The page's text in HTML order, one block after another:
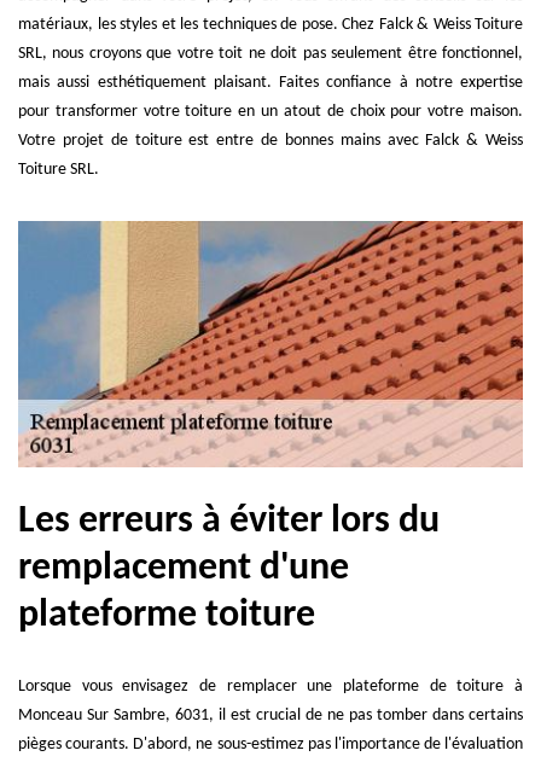
matériaux, les styles et les techniques de pose. Chez Falck & Weiss Toiture
SRL, nous croyons que votre toit ne doit pas seulement être fonctionnel,
mais aussi esthétiquement plaisant. Faites confiance à notre expertise
pour transformer votre toiture en un atout de choix pour votre maison.
Votre projet de toiture est entre de bonnes mains avec Falck & Weiss
Toiture SRL.
Les erreurs à éviter lors du
remplacement d'une
plateforme toiture
Lorsque vous envisagez de remplacer une plateforme de toiture à
Monceau Sur Sambre, 6031, il est crucial de ne pas tomber dans certains
pièges courants. D'abord, ne sous-estimez pas l'importance de l'évaluation